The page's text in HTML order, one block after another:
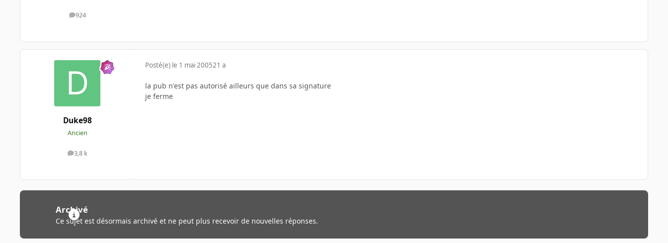
924
messages
Duke98
Ancien
3,8 k
messages
Posté(e) le 1 mai 200521 a
la pub n'est pas autorisé ailleurs que dans sa signature
je ferme
Archivé
Ce sujet est désormais archivé et ne peut plus recevoir de nouvelles réponses.